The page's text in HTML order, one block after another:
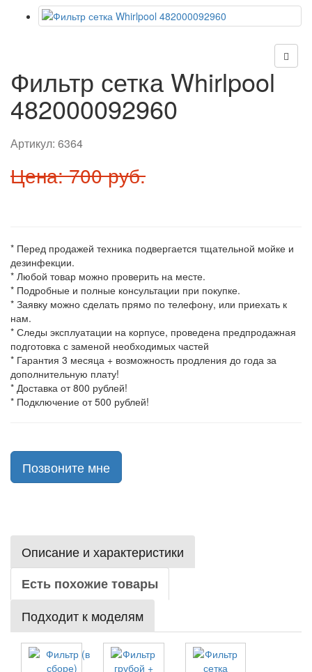
Фильтр сетка Whirlpool
482000092960
Артикул: 6364
Цена: 700 руб.
* Перед продажей техника подвергается тщательной мойке и
дезинфекции.
* Любой товар можно проверить на месте.
* Подробные и полные консультации при покупке.
* Заявку можно сделать прямо по телефону, или приехать к
нам.
* Следы эксплуатации на корпусе, проведена предпродажная
подготовка с заменой необходимых частей
* Гарантия 3 месяца + возможность продления до года за
дополнительную плату!
* Доставка от 800 рублей!
* Подключение от 500 рублей!
Позвоните мне
Описание и характеристики
Есть похожие товары
Подходит к моделям